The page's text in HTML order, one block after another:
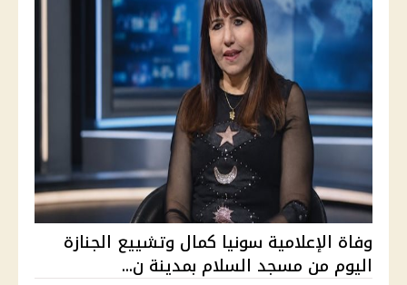
وفاة الإعلامية سونيا كمال وتشييع الجنازة
اليوم من مسجد السلام بمدينة ن...